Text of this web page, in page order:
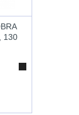
130